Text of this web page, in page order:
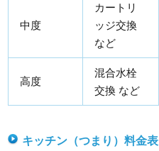
中度
カートリ
ッジ交換
など
高度
混合水栓
交換 など
キッチン（つまり）料金表